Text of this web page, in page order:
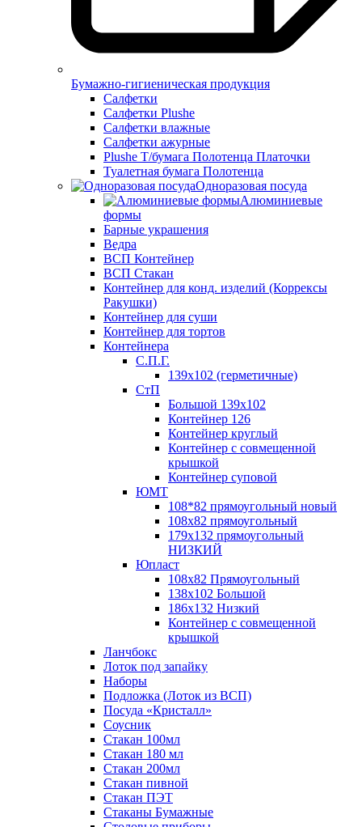
Бумажно-гигиеническая продукция
Салфетки
Салфетки Plushe
Салфетки влажные
Салфетки ажурные
Plushe Т/бумага Полотенца Платочки
Туалетная бумага Полотенца
Одноразовая посуда
Алюминиевые
формы
Барные украшения
Ведра
ВСП Контейнер
ВСП Стакан
Контейнер для конд. изделий (Коррексы
Ракушки)
Контейнер для суши
Контейнер для тортов
Контейнера
С.П.Г.
139х102 (герметичные)
СтП
Большой 139х102
Контейнер 126
Контейнер круглый
Контейнер с совмещенной
крышкой
Контейнер суповой
ЮМТ
108*82 прямоугольный новый
108х82 прямоугольный
179х132 прямоугольный
НИЗКИЙ
Юпласт
108х82 Прямоугольный
138х102 Большой
186х132 Низкий
Контейнер с совмещенной
крышкой
Ланчбокс
Лоток под запайку
Наборы
Подложка (Лоток из ВСП)
Посуда «Кристалл»
Соусник
Стакан 100мл
Стакан 180 мл
Стакан 200мл
Стакан пивной
Стакан ПЭТ
Стаканы Бумажные